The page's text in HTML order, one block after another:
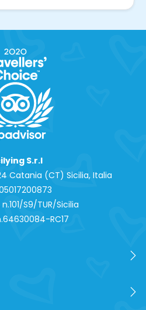
S.r.l
Catania (CT) Sicilia, Italia
S9/TUR/Sicilia
RC17